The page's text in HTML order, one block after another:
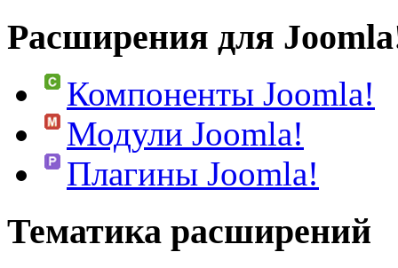
Расширения для
Компоненты Joomla!
Модули Joomla!
Плагины Joomla!
Тематика расширений